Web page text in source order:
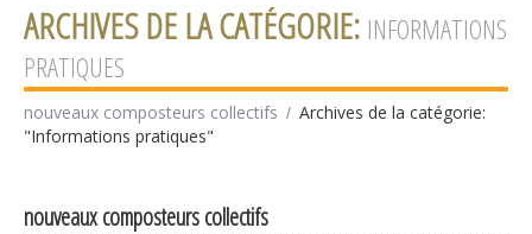
ARCHIVES DE LA CATÉGORIE: INFORMATIONS
PRATIQUES
nouveaux composteurs collectifs
Archives de la catégorie:
"Informations pratiques"
nouveaux composteurs collectifs